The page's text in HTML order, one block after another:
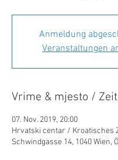
Anmeldung
Veranstaltungen
Vrime & mjesto /
07. Nov. 2019, 20:00
Hrvatski centar / Kroatisches
Schwindgasse 14, 1040 Wien,